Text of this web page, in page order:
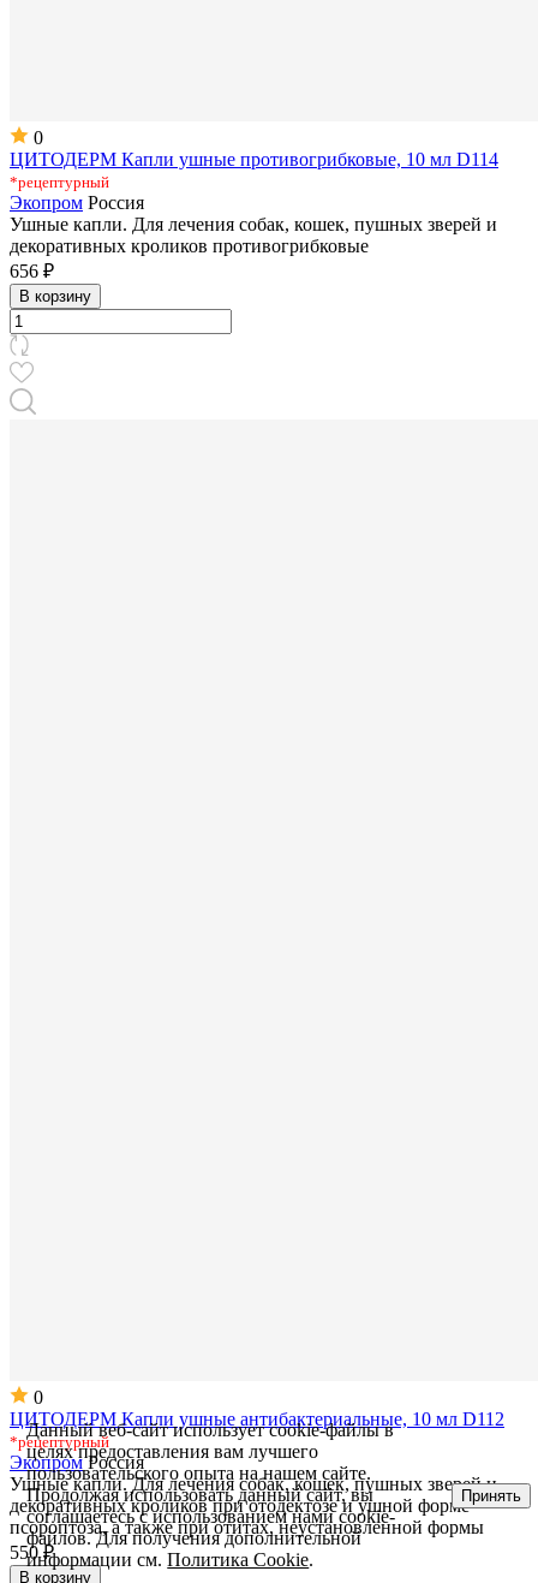
0
ЦИТОДЕРМ Капли ушные противогрибковые, 10 мл D114
*рецептурный
Экопром Россия
Ушные капли. Для лечения собак, кошек, пушных зверей и
декоративных кроликов противогрибковые
656 ₽
В корзину
0
ЦИТОДЕРМ Капли ушные антибактериальные, 10 мл D112
*рецептурный
ЭкопромРоссия
Ушные капли. Для лечения собак, кошек, пушных зверей и
декоративных кроликов при отодектозе и ушной форме
псороптоза, а также при отитах, неустановленной формы
550 ₽
В корзину
Данный веб-сайт использует cookie-файлы в
целях предоставления вам лучшего
пользовательского опыта на нашем сайте.
Продолжая использовать данный сайт, вы
соглашаетесь с использованием нами cookie-
файлов. Для получения дополнительной
информации см.Политика Cookie.
Принять